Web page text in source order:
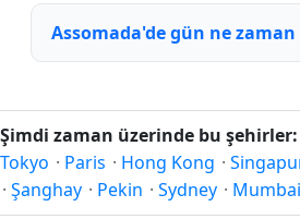
Assomada'de gün ne
Şimdi zaman üzerinde bu şehirler:
Tokyo · Paris · Hong Kong ·
· Şanghay · Pekin · Sydney · Mumbai